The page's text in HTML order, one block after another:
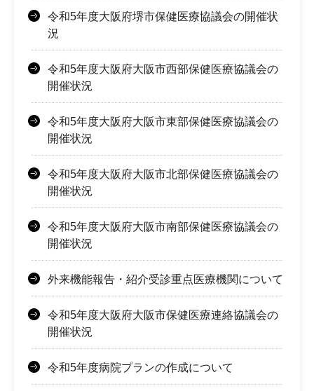
令和5年度大阪府堺市保健医療協議会の開催状
況
令和5年度大阪府大阪市西部保健医療協議会の
開催状況
令和5年度大阪府大阪市東部保健医療協議会の
開催状況
令和5年度大阪府大阪市北部保健医療協議会の
開催状況
令和5年度大阪府大阪市南部保健医療協議会の
開催状況
外来機能報告・紹介受診重点医療機関について
令和5年度大阪府大阪市保健医療連絡協議会の
開催状況
令和5年度病院プランの作成について